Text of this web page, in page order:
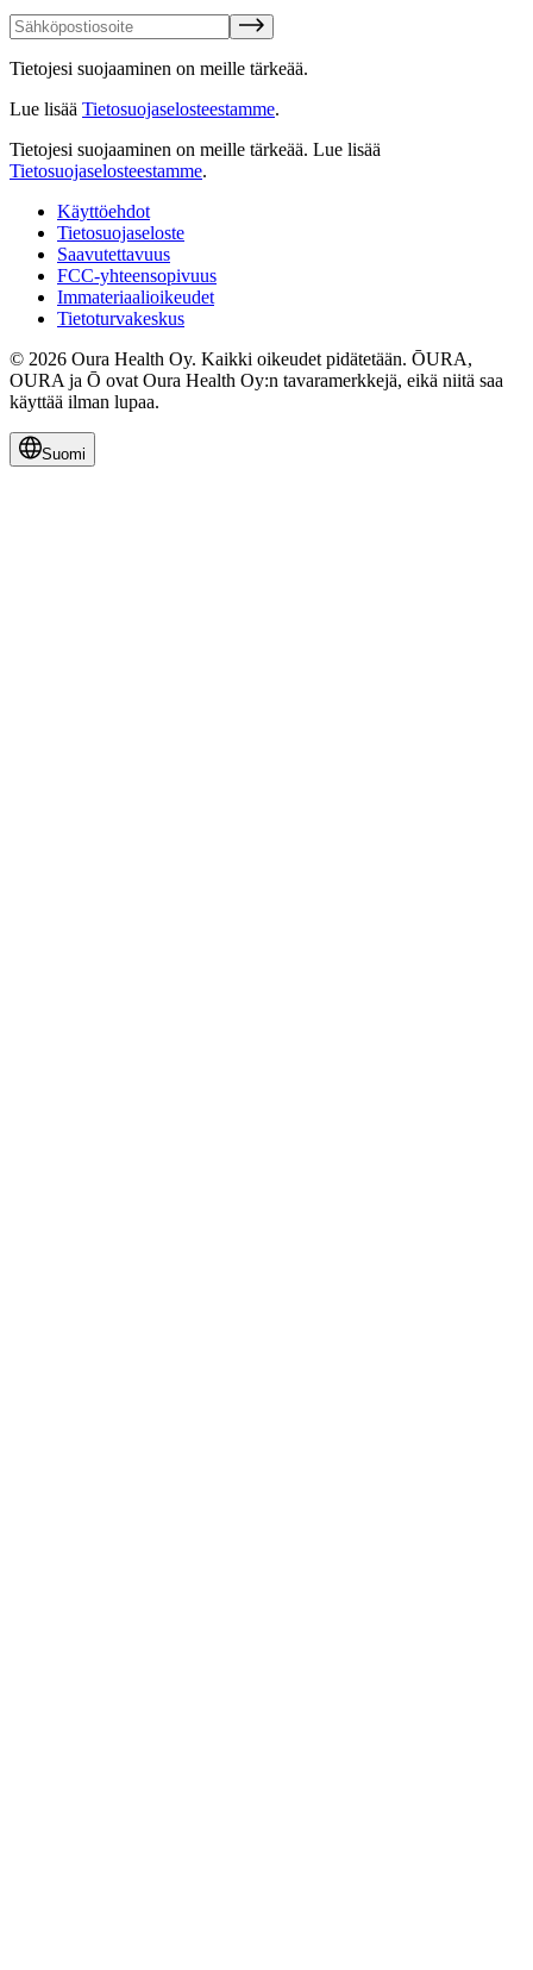
Tietojesi suojaaminen on meille tärkeää.
Lue lisää Tietosuojaselosteestamme.
Tietojesi suojaaminen on meille tärkeää. Lue lisää
Tietosuojaselosteestamme.
Käyttöehdot
Tietosuojaseloste
Saavutettavuus
FCC-yhteensopivuus
Immateriaalioikeudet
Tietoturvakeskus
© 2026 Oura Health Oy. Kaikki oikeudet pidätetään. ŌURA,
OURA ja Ō ovat Oura Health Oy:n tavaramerkkejä, eikä niitä saa
käyttää ilman lupaa.
Suomi